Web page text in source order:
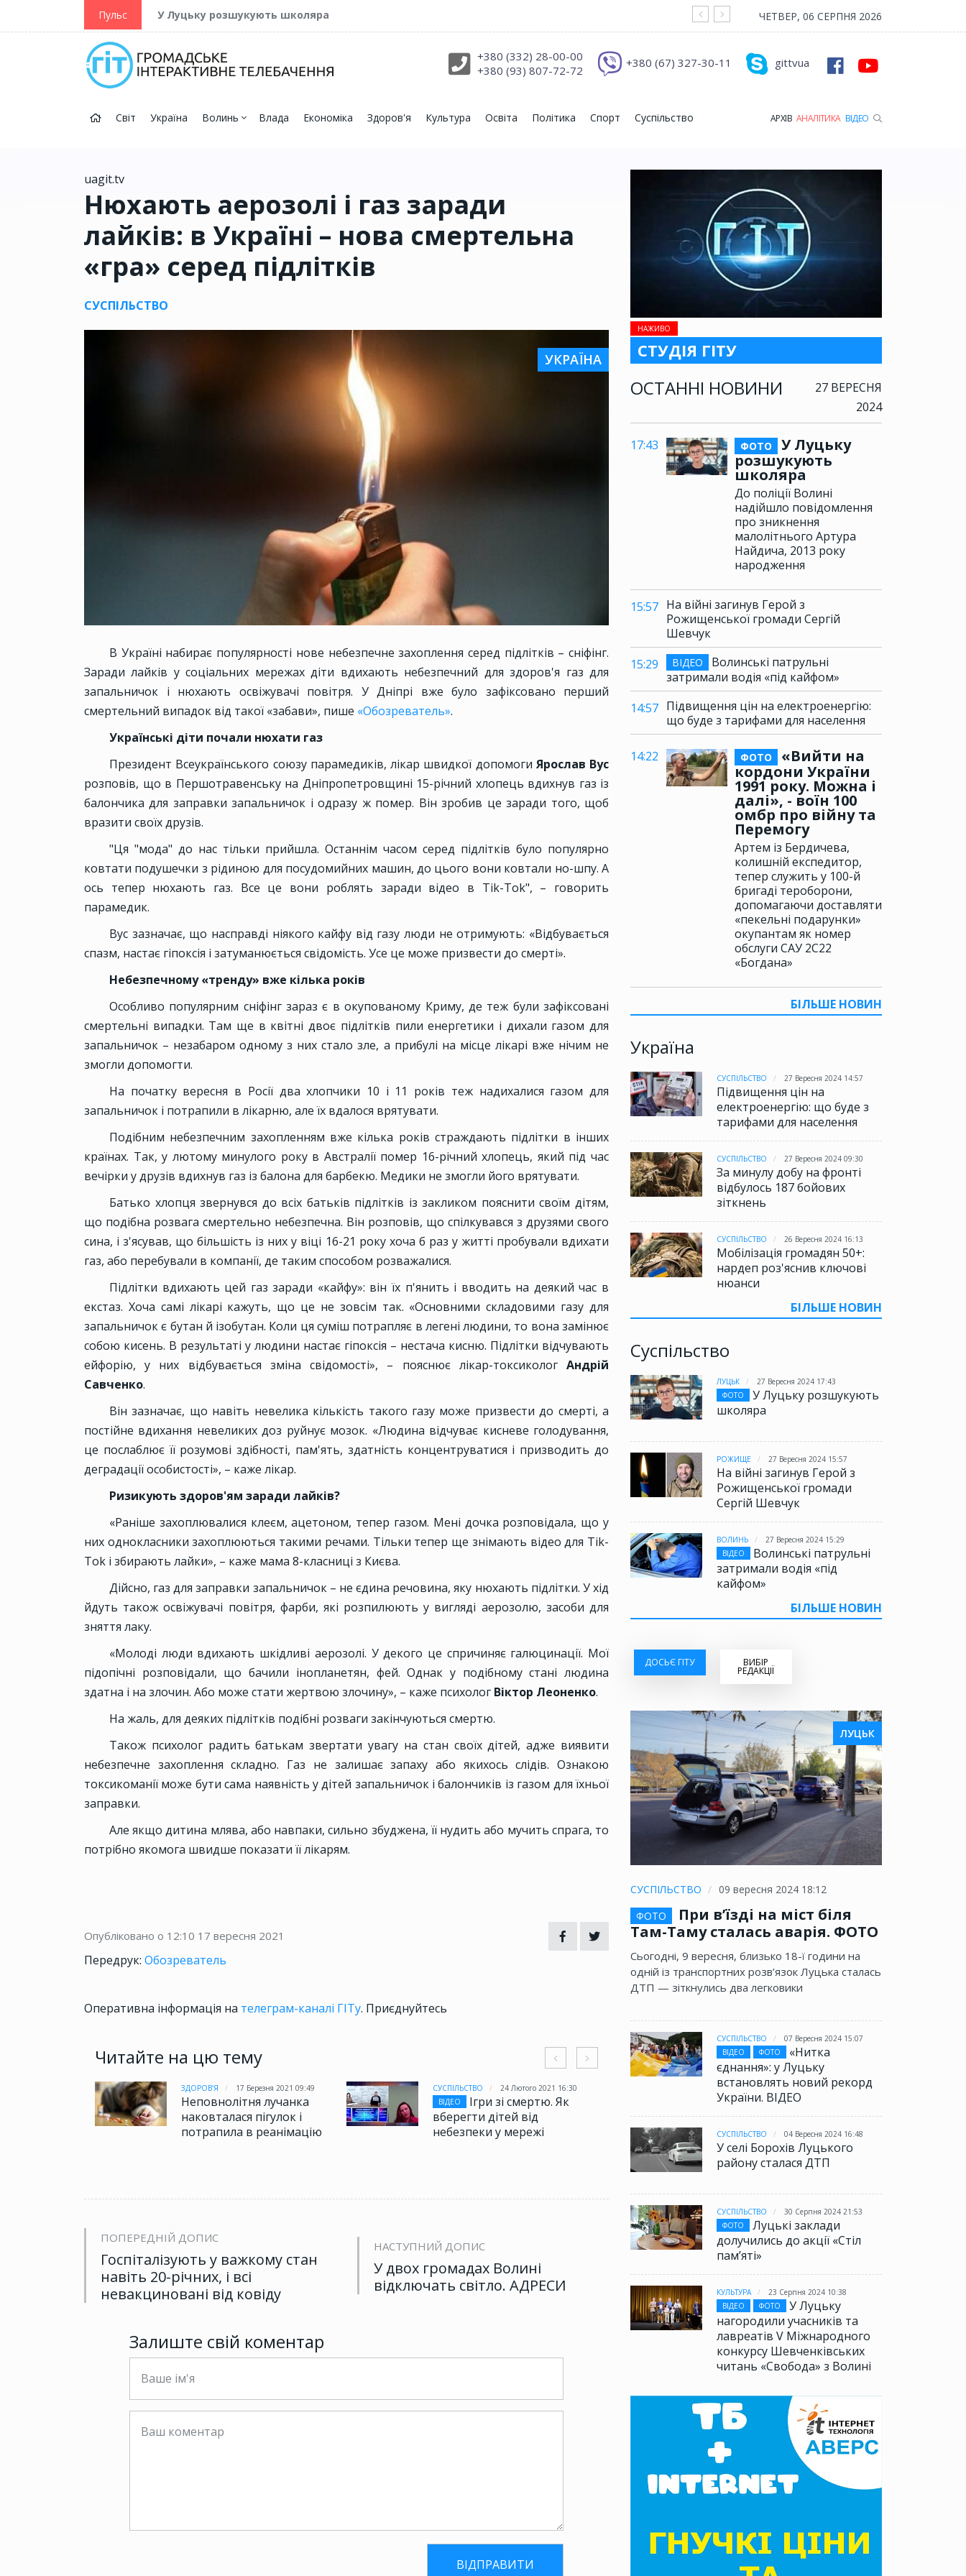
Пульс У Луцьку розшукують школяра На війні загинув Герой з Рожищенської
ЧЕТВЕР, 06 СЕРПНЯ 2026
gittvua
+380 (67) 327-30-11
+380 (332) 28-00-00
+380 (93) 807-72-72
Світ Україна Волинь Влада Економіка Здоров'я Культура Освіта Політика Спорт Суспільство АРХІВ АНАЛІТИКА ВІДЕО
НАЖИВО
СТУДІЯ ГІТУ
ОСТАННІ НОВИНИ
27 ВЕРЕСНЯ
2024
17:43 ФОТО
У Луцьку
розшукують
школяра
До поліції Волині
надійшло повідомлення
про зникнення
малолітнього Артура
Найдича, 2013 року
народження
15:57 На війні загинув Герой з
Рожищенської громади Сергій
Шевчук
15:29
ВІДЕО
Волинські патрульні
затримали водія «під кайфом»
14:57 Підвищення цін на електроенергію:
що буде з тарифами для населення
14:22 ФОТО
«Вийти на
кордони України
1991 року. Можна і
далі», - воїн 100
омбр про війну та
Перемогу
Артем із Бердичева,
колишній експедитор,
тепер служить у 100-й
бригаді тероборони,
допомагаючи доставляти
«пекельні подарунки»
окупантам як номер
обслуги САУ 2С22
«Богдана»
БІЛЬШЕ НОВИН
Україна
СУСПІЛЬСТВО 27 Вересня 2024 14:57
Підвищення цін на
електроенергію: що буде з
тарифами для населення
СУСПІЛЬСТВО 27 Вересня 2024 09:30
За минулу добу на фронті
відбулось 187 бойових
зіткнень
СУСПІЛЬСТВО 26 Вересня 2024 16:13
Мобілізація громадян 50+:
нардеп роз'яснив ключові
нюанси
БІЛЬШЕ НОВИН
Суспільство
ЛУЦЬК
27 Вересня 2024 17:43
ФОТО
У Луцьку розшукують
школяра
РОЖИЩЕ 27 Вересня 2024 15:57
На війні загинув Герой з
Рожищенської громади
Сергій Шевчук
ВОЛИНЬ
27 Вересня 2024 15:29
ВІДЕО
Волинські патрульні
затримали водія «під
кайфом»
БІЛЬШЕ НОВИН
ДОСЬЄ ГІТУ ВИБІР
РЕДАКЦІЇ
ЛУЦЬК
СУСПІЛЬСТВО
09 вересня 2024 18:12
ФОТО
При в’їзді на міст біля
Там-Таму сталась аварія. ФОТО
Сьогодні, 9 вересня, близько 18-ї години на
одній із транспортних розв’язок Луцька сталась
ДТП — зіткнулись два легковики
СУСПІЛЬСТВО
07 Вересня 2024 15:07
ВІДЕО
ФОТО
«Нитка
єднання»: у Луцьку
встановлять новий рекорд
України. ВІДЕО
СУСПІЛЬСТВО 04 Вересня 2024 16:48
У селі Борохів Луцького
району сталася ДТП
СУСПІЛЬСТВО
30 Серпня 2024 21:53
ФОТО
Луцькі заклади
долучились до акції «Стіл
памʼяті»
КУЛЬТУРА
23 Серпня 2024 10:38
ВІДЕО
ФОТО
У Луцьку
нагородили учасників та
лавреатів V Міжнародного
конкурсу Шевченківських
читань «Свобода» з Волині
uagit.tv
Нюхають аерозолі і газ заради
лайків: в Україні – нова смертельна
«гра» серед підлітків
СУСПІЛЬСТВО
УКРАЇНА
В Україні набирає популярності нове небезпечне захоплення серед підлітків – сніфінг.
Заради лайків у соціальних мережах діти вдихають небезпечний для здоров'я газ для
запальничок і нюхають освіжувачі повітря. У Дніпрі вже було зафіксовано перший
смертельний випадок від такої «забави», пише «Обозреватель».
Українські діти почали нюхати газ
Президент Всеукраїнського союзу парамедиків, лікар швидкої допомоги Ярослав Вус
розповів, що в Першотравенську на Дніпропетровщині 15-річний хлопець вдихнув газ із
балончика для заправки запальничок і одразу ж помер. Він зробив це заради того, щоб
вразити своїх друзів.
"Ця "мода" до нас тільки прийшла. Останнім часом серед підлітків було популярно
ковтати подушечки з рідиною для посудомийних машин, до цього вони ковтали но-шпу. А
ось тепер нюхають газ. Все це вони роблять заради відео в Tik-Tok", – говорить
парамедик.
Вус зазначає, що насправді ніякого кайфу від газу люди не отримують: «Відбувається
спазм, настає гіпоксія і затуманюється свідомість. Усе це може призвести до смерті».
Небезпечному «тренду» вже кілька років
Особливо популярним сніфінг зараз є в окупованому Криму, де теж були зафіксовані
смертельні випадки. Там ще в квітні двоє підлітків пили енергетики і дихали газом для
запальничок – незабаром одному з них стало зле, а прибулі на місце лікарі вже нічим не
змогли допомогти.
На початку вересня в Росії два хлопчики 10 і 11 років теж надихалися газом для
запальничок і потрапили в лікарню, але їх вдалося врятувати.
Подібним небезпечним захопленням вже кілька років страждають підлітки в інших
країнах. Так, у лютому минулого року в Австралії помер 16-річний хлопець, який під час
вечірки у друзів вдихнув газ із балона для барбекю. Медики не змогли його врятувати.
Батько хлопця звернувся до всіх батьків підлітків із закликом пояснити своїм дітям,
що подібна розвага смертельно небезпечна. Він розповів, що спілкувався з друзями свого
сина, і з'ясував, що більшість із них у віці 16-21 року хоча б раз у житті пробували вдихати
газ, або перебували в компанії, де таким способом розважалися.
Підлітки вдихають цей газ заради «кайфу»: він їх п'янить і вводить на деякий час в
екстаз. Хоча самі лікарі кажуть, що це не зовсім так. «Основними складовими газу для
запальничок є бутан й ізобутан. Коли ця суміш потрапляє в легені людини, то вона замінює
собою кисень. В результаті у людини настає гіпоксія – нестача кисню. Підлітки відчувають
ейфорію, у них відбувається зміна свідомості», – пояснює лікар-токсиколог Андрій
Савченко.
Він зазначає, що навіть невелика кількість такого газу може призвести до смерті, а
постійне вдихання невеликих доз руйнує мозок. «Людина відчуває кисневе голодування,
це послаблює її розумові здібності, пам'ять, здатність концентруватися і призводить до
деградації особистості», – каже лікар.
Ризикують здоров'ям заради лайків?
«Раніше захоплювалися клеєм, ацетоном, тепер газом. Мені дочка розповідала, що у
них однокласники захоплюються такими речами. Тільки тепер ще знімають відео для Tik-
Tok і збирають лайки», – каже мама 8-класниці з Києва.
Дійсно, газ для заправки запальничок – не єдина речовина, яку нюхають підлітки. У хід
йдуть також освіжувачі повітря, фарби, які розпилюють у вигляді аерозолю, засоби для
зняття лаку.
«Молоді люди вдихають шкідливі аерозолі. У декого це спричиняє галюцинації. Мої
підопічні розповідали, що бачили інопланетян, фей. Однак у подібному стані людина
здатна і на злочин. Або може стати жертвою злочину», – каже психолог Віктор Леоненко.
На жаль, для деяких підлітків подібні розваги закінчуються смертю.
Також психолог радить батькам звертати увагу на стан своїх дітей, адже виявити
небезпечне захоплення складно. Газ не залишає запаху або якихось слідів. Ознакою
токсикоманії може бути сама наявність у дітей запальничок і балончиків із газом для їхньої
заправки.
Але якщо дитина млява, або навпаки, сильно збуджена, її нудить або мучить спрага, то
потрібно якомога швидше показати її лікарям.
Опубліковано о 12:10 17 вересня 2021
Передрук: Обозреватель
Оперативна інформація на телеграм-каналі ГІТу. Приєднуйтесь
Читайте на цю тему
ЗДОРОВ'Я 17 Березня 2021 09:49
Неповнолітня лучанка
наковталася пігулок і
потрапила в реанімацію
СУСПІЛЬСТВО
24 Лютого 2021 16:30
ВІДЕО
Ігри зі смертю. Як
вберегти дітей від
небезпеки у мережі
СУСПІЛЬСТВО
14 Лютого 2021 19:20
Ганна Куровська:
жіночі самогубства, Японія,
міністр самотності,
українські трудоголіки,
каросі #ГІТ
ПОПЕРЕДНІЙ ДОПИС
Госпіталізують у важкому стан
навіть 20-річних, і всі
невакциновані від ковіду
НАСТУПНИЙ ДОПИС
У двох громадах Волині
відключать світло. АДРЕСИ
Залиште свій коментар